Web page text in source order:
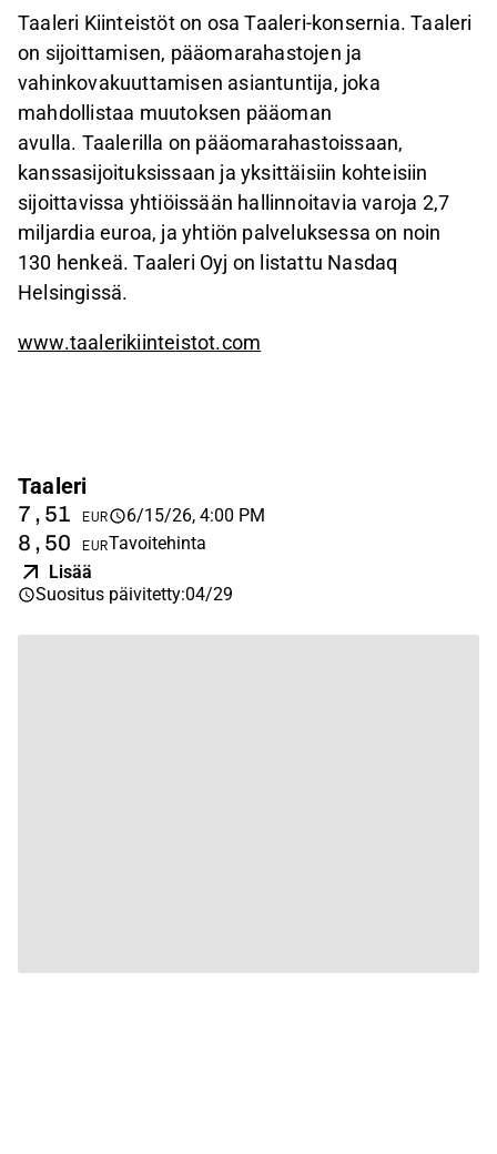
Taaleri Kiinteistöt on osa Taaleri-konsernia. Taaleri
on sijoittamisen, pääomarahastojen ja
vahinkovakuuttamisen asiantuntija, joka
mahdollistaa muutoksen pääoman
avulla. Taalerilla on pääomarahastoissaan,
kanssasijoituksissaan ja yksittäisiin kohteisiin
sijoittavissa yhtiöissään hallinnoitavia varoja 2,7
miljardia euroa, ja yhtiön palveluksessa on noin
130 henkeä. Taaleri Oyj on listattu Nasdaq
Helsingissä.
www.taalerikiinteistot.com
Taaleri
7,51 EUR 6/15/26, 4:00 PM
8,50 EURTavoitehinta
Lisää
Suositus päivitetty:04/29